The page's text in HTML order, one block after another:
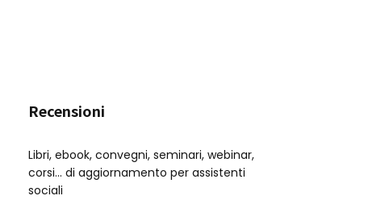
Recensioni
Libri, ebook, convegni, seminari, webinar,
corsi... di aggiornamento per assistenti
sociali